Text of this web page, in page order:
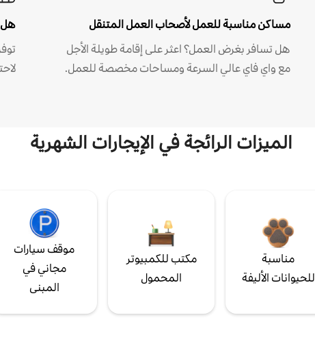
مساكن مناسبة للعمل لأصحاب العمل المتنقل
هل تسافر بغرض العمل؟ اعثر على إقامة طويلة الأجل
مع واي فاي عالي السرعة ومساحات مخصصة للعمل.
هل
الميزات الرائجة في الإيجارات الشهرية
مناسبة
للحيوانات الأليفة
مكتب للكمبيوتر
المحمول
موقف سيارات
مجاني في
المبنى